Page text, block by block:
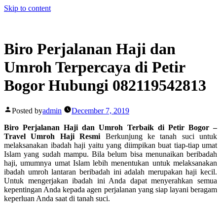
Skip to content
Biro Perjalanan Haji dan
Umroh Terpercaya di Petir
Bogor Hubungi 082119542813
Posted byadmin
December 7, 2019
Biro Perjalanan Haji dan Umroh Terbaik di Petir Bogor –
Travel Umroh Haji Resmi Berkunjung ke tanah suci untuk
melaksanakan ibadah haji yaitu yang diimpikan buat tiap-tiap umat
Islam yang sudah mampu. Bila belum bisa menunaikan beribadah
haji, umumnya umat Islam lebih menentukan untuk melaksanakan
ibadah umroh lantaran beribadah ini adalah merupakan haji kecil.
Untuk mengerjakan ibadah ini Anda dapat menyerahkan semua
kepentingan Anda kepada agen perjalanan yang siap layani beragam
keperluan Anda saat di tanah suci.